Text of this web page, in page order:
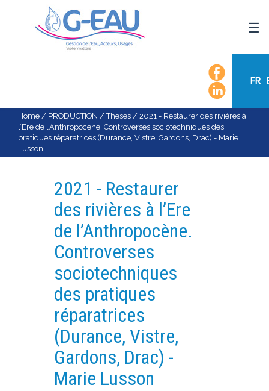
FR
NEWS
EVENTS
CALENDAR OF EVENTS
SCIENTIFIC FIELDS
RECRUITMENT
RESEARCH
GEOGRAPHIC LOCATIONS
CURRENT PROJECTS
COMPLETED PROJECTS
UMR NETWORKS
REGULAR SEMINARS
Home / PRODUCTION /Theses / 2021 - Restaurer des rivières à
l’Ere de l’Anthropocène. Controverses sociotechniques des
pratiques réparatrices (Durance, Vistre, Gardons, Drac) - Marie
Lusson
2021 - Restaurer
des rivières à l’Ere
de l’Anthropocène.
Controverses
sociotechniques
des pratiques
réparatrices
(Durance, Vistre,
Gardons, Drac) -
Marie Lusson